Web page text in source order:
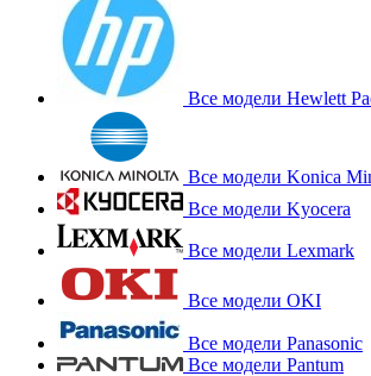
Все модели Hewlett
Все модели Konica
Все модели Kyocera
Все модели Lexmark
Все модели OKI
Все модели Panasonic
Все модели Pantum